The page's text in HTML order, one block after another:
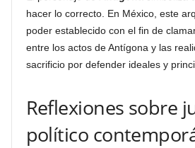
hacer lo correcto. En México, este
poder establecido con el fin de
entre los actos de Antígona y las
sacrificio por defender ideales y
Reflexiones sobre
político